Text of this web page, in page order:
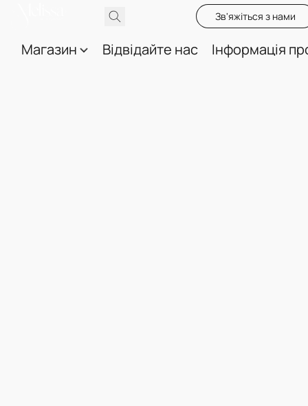
Зв'яжіться з нами
Магазин Відвідайте нас Інформація